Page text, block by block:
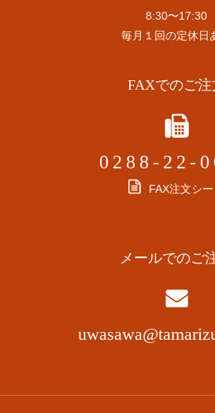
8:30〜17:30
毎月１回の定休日
FAXでのご注
0288-22-
FAX注文シー
メールでのご